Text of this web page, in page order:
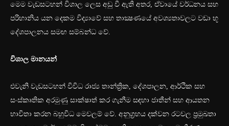
මෙම වැඩසටහන් විශාල ලෙස අඩු වී ඇති අතර, ඒවායේ වර්ධනය සහ
පරිහානිය යන දෙකම විද්‍යාවේ සහ තාක්‍ෂණයේ අවශ්‍යතාවලට වඩා භූ
දේශපාලනය සමඟ සම්බන්ධ වේ.
විශාල මානයන්
එවැනි වැඩසටහන් විවිධ රාජ්‍ය තාන්ත්‍රික, දේශපාලන, ආර්ථික සහ
සංස්කෘතික අරමුණු සාක්ෂාත් කර ගැනීම සඳහා ජාතීන් සහ ආයතන
භාවිතා කරන බහුවිධ මෙවලම් වේ. අනුග්‍රහය දක්වන රටවල ප්‍රමුඛතා